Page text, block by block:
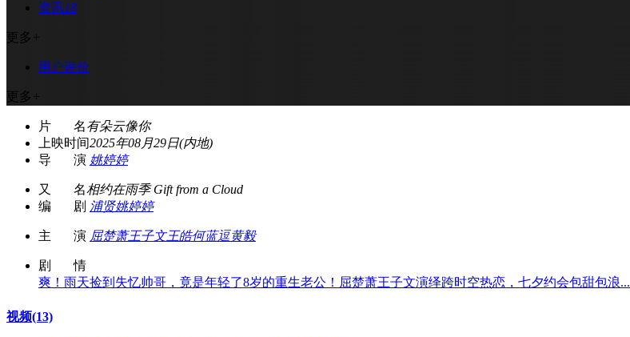
资讯18
更多 +
用户评价
更多 +
片 名有朵云像你
上映时间2025年08月29日(内地)
导 演 姚婷婷
又 名相约在雨季 Gift from a Cloud
编 剧 浦贤姚婷婷
主 演 屈楚萧王子文王皓何蓝逗黄毅
剧 情
爽！雨天捡到失忆帅哥，竟是年轻了8岁的重生老公！屈楚萧王子文演绎跨时空热恋，七夕约会包甜包浪...
视频(13)